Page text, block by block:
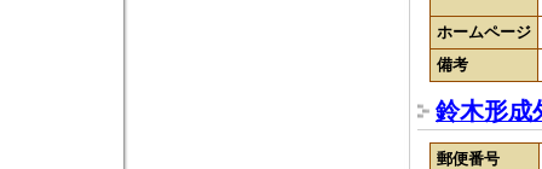
ホームページ
備考
鈴木形成
郵便番号